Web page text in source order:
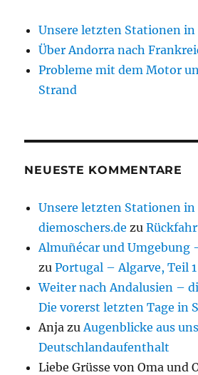
Unsere letzten Stationen in
Über Andorra nach
Probleme mit dem Motor
Strand
NEUESTE KOMMENTARE
Unsere letzten Stationen
diemoschers.de zu
Almuñécar und Umgebung
zuPortugal – Algarve, Teil 1
Weiter nach Andalusien –
Die vorerst letzten Tage in
Anja zu Augenblicke aus
Deutschlandaufenthalt
Liebe Grüsse von Oma und